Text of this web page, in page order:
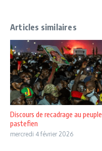
Articles similaires
Discours de recadrage au peuple
pastefien
mercredi 4 février 2026